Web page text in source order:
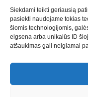
Siekdami teikti geriausią
pasiekti naudojame tokias
šiomis technologijomis,
elgsena arba unikalūs ID
atšaukimas gali neigiamai
PASLAUGOS. SEO
straipsnių rašymas ir
svetaines.2026
Themes.
Marketingo